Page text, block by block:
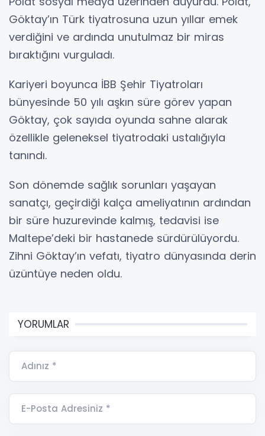
Göktay’ın Türk tiyatrosuna uzun yıllar emek
verdiğini ve ardında unutulmaz bir miras
bıraktığını vurguladı.
Kariyeri boyunca İBB Şehir Tiyatroları
bünyesinde 50 yılı aşkın süre görev yapan
Göktay, çok sayıda oyunda sahne alarak
özellikle geleneksel tiyatrodaki ustalığıyla
tanındı.
Son dönemde sağlık sorunları yaşayan
sanatçı, geçirdiği kalça ameliyatının ardından
bir süre huzurevinde kalmış, tedavisi ise
Maltepe’deki bir hastanede sürdürülüyordu.
Zihni Göktay’ın vefatı, tiyatro dünyasında derin
üzüntüye neden oldu.
YORUMLAR
Adınız *
E-Posta Adresiniz *